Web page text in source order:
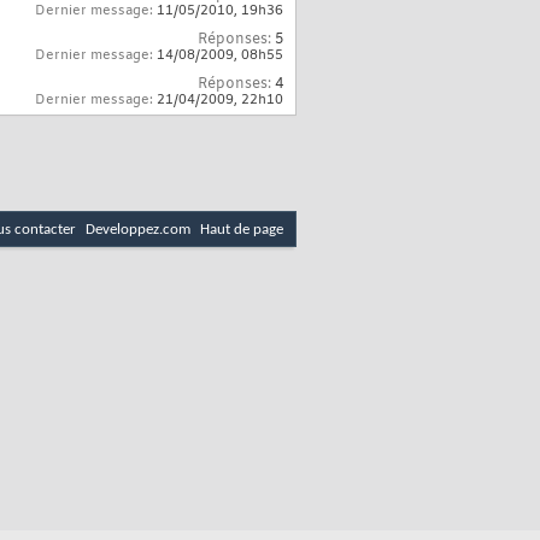
Dernier message: 11/05/2010, 19h36
Réponses: 5
Dernier message: 14/08/2009, 08h55
Réponses:4
Dernier message: 21/04/2009, 22h10
contacter Developpez.com Haut de page